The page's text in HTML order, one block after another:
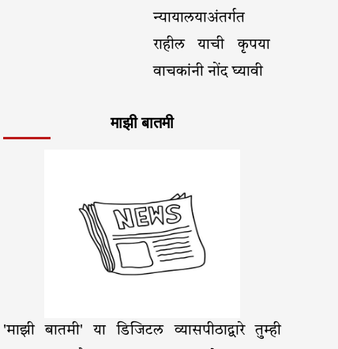
न्यायालयाअंतर्गत
राहील याची कृपया
वाचकांनी नोंद घ्यावी
माझी बातमी
'माझी बातमी' या डिजिटल व्यासपीठाद्वारे तुम्ही